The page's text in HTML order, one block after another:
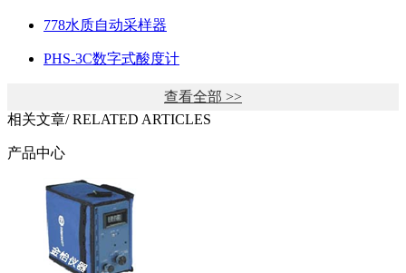
778水质自动采样器
PHS-3C数字式酸度计
查看全部 >>
相关文章/ RELATED ARTICLES
产品中心